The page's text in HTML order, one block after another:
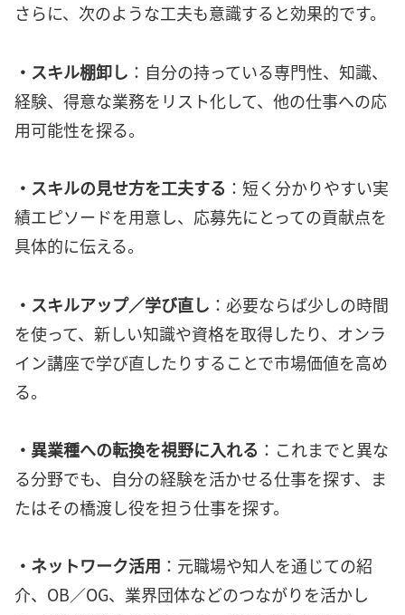
さらに、次のような工夫も意識すると効果的です。
・スキル棚卸し ：自分の持っている専門性、知識、
経験、得意な業務をリスト化して、他の仕事への応
用可能性を探る。
・スキルの見せ方を工夫する ：短く分かりやすい実
績エピソードを用意し、応募先にとっての貢献点を
具体的に伝える。
・スキルアップ／学び直し ：必要ならば少しの時間
を使って、新しい知識や資格を取得したり、オンラ
イン講座で学び直したりすることで市場価値を高め
る。
・異業種への転換を視野に入れる ：これまでと異な
る分野でも、自分の経験を活かせる仕事を探す、ま
たはその橋渡し役を担う仕事を探す。
・ネットワーク活用 ：元職場や知人を通じての紹
介、OB／OG、業界団体などのつながりを活かし